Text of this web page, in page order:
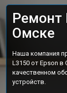
Ремонт
Омске
Наша компания
L3150 от Epson
качественном
устройств.